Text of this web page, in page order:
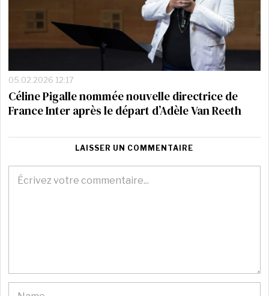
05.02.2026 12:17
Céline Pigalle nommée nouvelle directrice de
France Inter après le départ d’Adèle Van Reeth
LAISSER UN COMMENTAIRE